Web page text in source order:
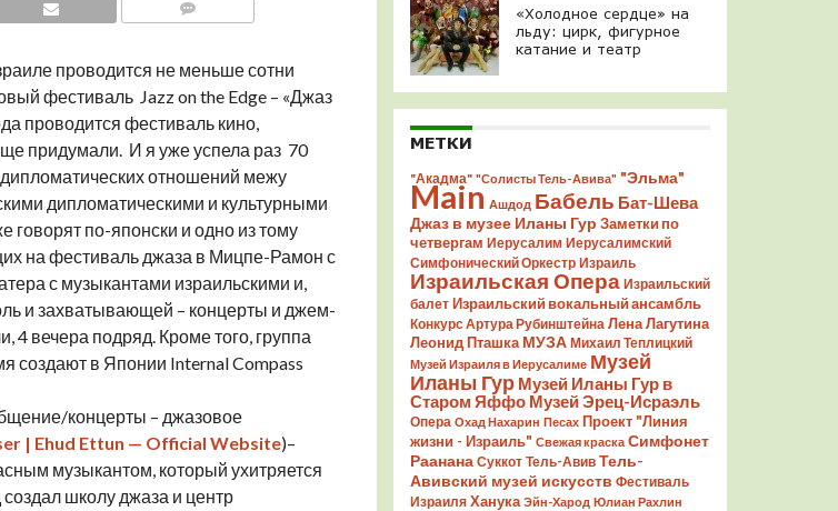
проводится не меньше сотни
фестиваль Jazz on the Edge – «Джаз
проводится фестиваль кино,
придумали. И я уже успела раз 70
дипломатических отношений межу
дипломатическими и культурными
говорят по-японски и одно из тому
на фестиваль джаза в Мицпе-Рамон с
с музыкантами израильскими и,
и захватывающей – концерты и джем-
вечера подряд. Кроме того, группа
создают в Японии Internal Compass
концерты – джазовое
| Ehud Ettun — Official Website)–
музыкантом, который ухитряется
школу джаза и центр
«Холодное сердце» на
льду: цирк, фигурное
катание и театр
МЕТКИ
"Акадма" "Солисты Тель-Авива" "Эльма"
Main Ашдод Бабель Бат-Шева
Джаз в музее Иланы Гур Заметки по
четвергам Иерусалим Иерусалимский
Симфонический Оркестр Израиль
Израильская Опера Израильский
балет Израильский вокальный ансамбль
Конкурс Артура Рубинштейна Лена Лагутина
Леонид Пташка МУЗА Михаил Теплицкий
Музей Израиля в Иерусалиме Музей
Иланы Гур Музей Иланы Гур в
Старом Яффо Музей Эрец-Исраэль
Опера Охад Нахарин Песах Проект "Линия
жизни - Израиль" Свежая краска Симфонет
Раанана Суккот Тель-Авив Тель-
Авивский музей искусств Фестиваль
Израиля Ханука Эйн-Харод Юлиан Рахлин